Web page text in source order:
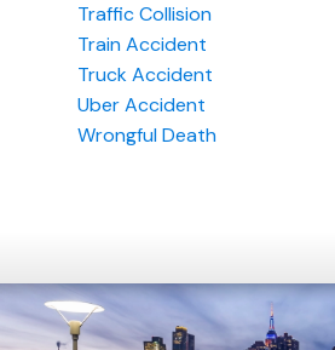
Traffic Collision
Train Accident
Truck Accident
Uber Accident
Wrongful Death